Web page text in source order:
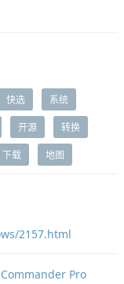
快选 系统
开源 转换
下载 地图
2157.html
Pro